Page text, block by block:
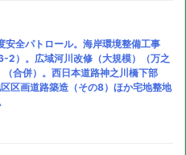
全パトロール。海岸環境整備工事
2）。広域河川改修（大規模）（万之
合併）。西日本道路神之川橋下部
区画道路築造（その8）ほか宅地整地